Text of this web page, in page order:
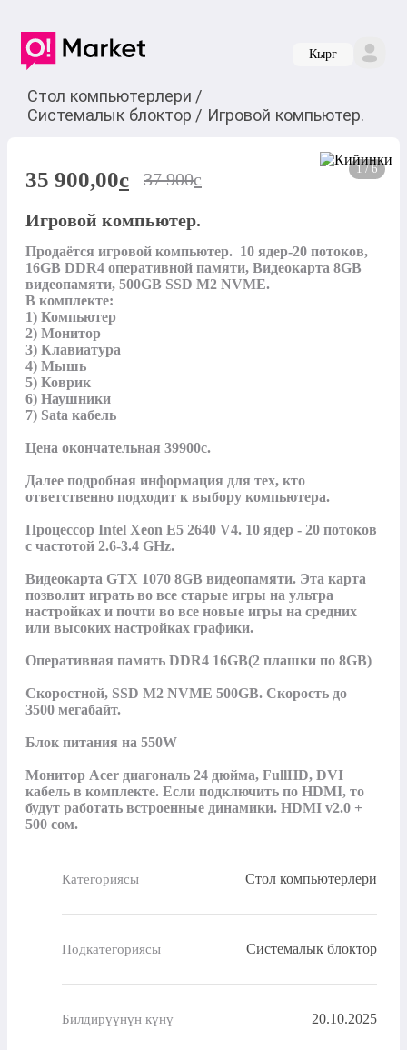
Кырг
Стол компьютерлери /
Системалык блоктор / Игровой компьютер.
1 / 6
35 900,00c 37 900c
Игровой компьютер.
Продаётся игровой компьютер.  10 ядер-20 потоков,
16GB DDR4 оперативной памяти, Видеокарта 8GB
видеопамяти, 500GB SSD M2 NVME.
В комплекте:
1) Компьютер
2) Монитор
3) Клавиатура
4) Мышь
5) Коврик
6) Наушники
7) Sata кабель
Цена окончательная 39900с.
Далее подробная информация для тех, кто
ответственно подходит к выбору компьютера.
Процессор Intel Xeon E5 2640 V4. 10 ядер - 20 потоков
с частотой 2.6-3.4 GHz.
Видеокарта GTX 1070 8GB видеопамяти. Эта карта
позволит играть во все старые игры на ультра
настройках и почти во все новые игры на средних
или высоких настройках графики.
Оперативная память DDR4 16GB(2 плашки по 8GB)
Скоростной, SSD M2 NVME 500GB. Скорость до
3500 мегабайт.
Блок питания на 550W
Монитор Acer диагональ 24 дюйма, FullHD, DVI
кабель в комплекте. Если подключить по HDMI, то
будут работать встроенные динамики. HDMI v2.0 +
500 сом.
Категориясы Стол компьютерлери
Подкатегориясы Системалык блоктор
Билдирүүнүн күнү 20.10.2025